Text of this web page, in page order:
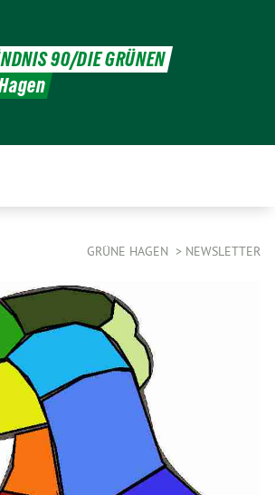
90/DIE GRÜNEN
GRÜNE HAGEN NEWSLETTER